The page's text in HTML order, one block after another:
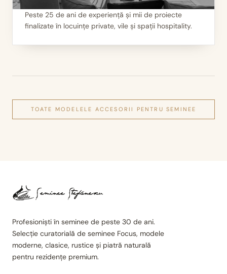
III
Peste 25 de ani de experiență și mii de proiecte
finalizate în locuințe private, vile și spații hospitality.
TOATE MODELELE ACCESORII PENTRU SEMINEE
Profesioniști în seminee de peste 30 de ani.
Selecție curatorială de seminee Focus, modele
moderne, clasice, rustice și piatră naturală
pentru rezidențe premium.